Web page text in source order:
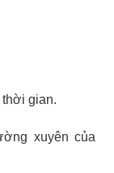
thời gian.
xuyên của